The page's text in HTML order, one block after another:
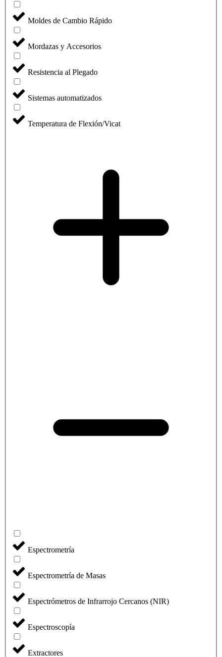
Moldes de Cambio Rápido
Mordazas y Accesorios
Resistencia al Plegado
Sistemas automatizados
Temperatura de Flexión/Vicat
Espectrometría
Espectrometría de Masas
Espectrómetros de Infrarrojo Cercanos (NIR)
Espectroscopía
Extractores